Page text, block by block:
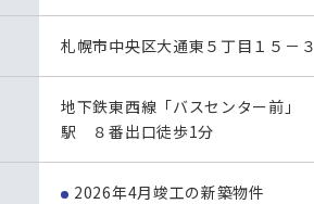
札幌市中央区大通東５丁目１５－３
地下鉄東西線「バスセンター前」
駅 ８番出口徒歩1分
2026年4月竣工の新築物件